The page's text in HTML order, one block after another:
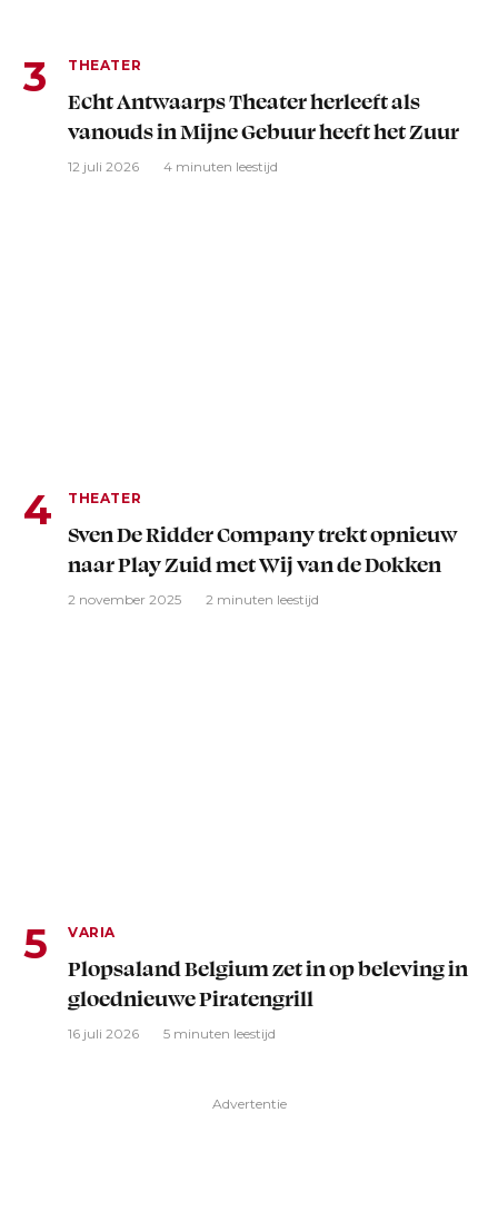
THEATER
Echt Antwaarps Theater herleeft als
vanouds in Mijne Gebuur heeft het Zuur
12 juli 2026 4 minuten leestijd
THEATER
Sven De Ridder Company trekt opnieuw
naar Play Zuid met Wij van de Dokken
2 november 2025 2 minuten leestijd
VARIA
Plopsaland Belgium zet in op beleving in
gloednieuwe Piratengrill
16 juli 2026 5 minuten leestijd
Advertentie